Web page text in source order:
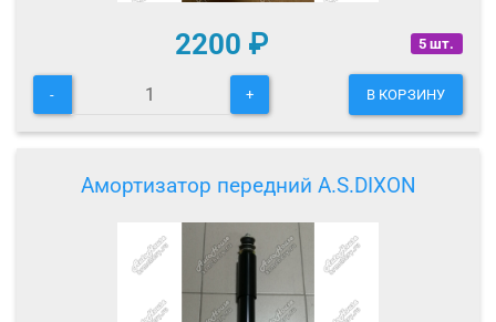
5 шт.
2200 ₽
- + В КОРЗИНУ
Амортизатор передний A.S.DIXON